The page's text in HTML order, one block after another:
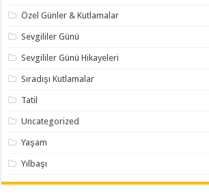
Özel Günler & Kutlamalar
Sevgililer Günü
Sevgililer Günü Hikayeleri
Sıradışı Kutlamalar
Tatil
Uncategorized
Yaşam
Yılbaşı